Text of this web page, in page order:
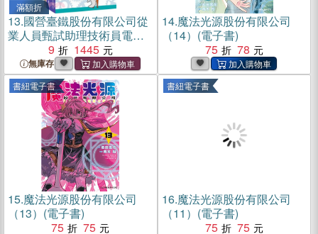
滿額折
13.國營臺鐵股份有限公司從
業人員甄試助理技術員電務/
電力課文版套書（共三冊）
9 1445
無庫存
14.魔法光源股份有限公司
（14）(電子書)
75
78
書紐電子書
15.魔法光源股份有限公司
（13）(電子書)
75
75
書紐電子書
16.魔法光源股份有限公司
（11）(電子書)
75
75